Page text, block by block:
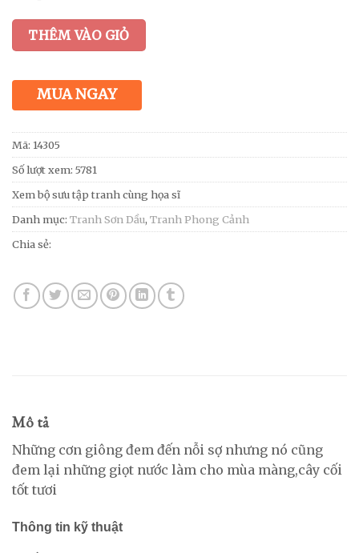
THÊM VÀO GIỎ
MUA NGAY
Mã: 14305
Số lượt xem: 5781
Xem bộ sưu tập tranh cùng họa sĩ
Danh mục: Tranh Sơn Dầu, Tranh Phong Cảnh
Chia sẻ:
Mô tả
Những cơn giông đem đến nỗi sợ nhưng nó cũng
đem lại những giọt nước làm cho mùa màng,cây cối
tốt tươi
Thông tin kỹ thuật